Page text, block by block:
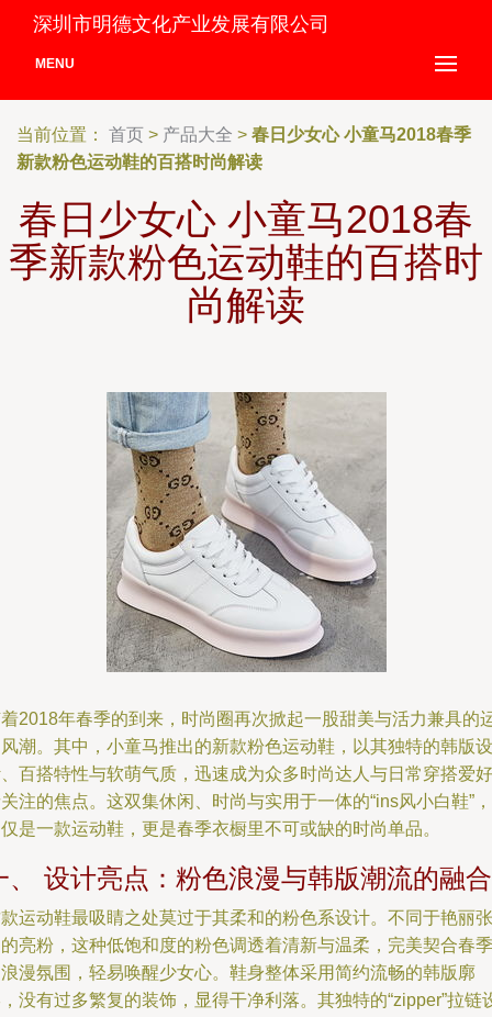
深圳市明德文化产业发展有限公司
MENU
当前位置： 首页 > 产品大全 > 春日少女心 小童马2018春季
新款粉色运动鞋的百搭时尚解读
春日少女心 小童马2018春
季新款粉色运动鞋的百搭时
尚解读
2018年春季的到来，时尚圈再次掀起一股甜美与活力兼具的
潮。其中，小童马推出的新款粉色运动鞋，以其独特的韩版设
百搭特性与软萌气质，迅速成为众多时尚达人与日常穿搭爱好
注的焦点。这双集休闲、时尚与实用于一体的“ins风小白鞋”，
是一款运动鞋，更是春季衣橱里不可或缺的时尚单品。
、 设计亮点：粉色浪漫与韩版潮流的融合
运动鞋最吸睛之处莫过于其柔和的粉色系设计。不同于艳丽张
亮粉，这种低饱和度的粉色调透着清新与温柔，完美契合春季
漫氛围，轻易唤醒少女心。鞋身整体采用简约流畅的韩版廓
没有过多繁复的装饰，显得干净利落。其独特的“zipper”拉链